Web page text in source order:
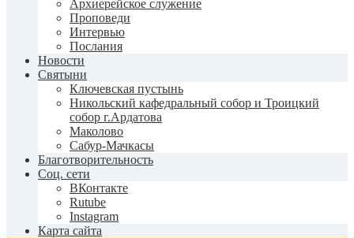
Архиерейское служение
Проповеди
Интервью
Послания
Новости
Святыни
Ключевская пустынь
Никольский кафедральный собор и Троицкий
собор г.Ардатова
Маколово
Сабур-Мачкасы
Благотворительность
Соц. сети
ВКонтакте
Rutube
Instagram
Карта сайта